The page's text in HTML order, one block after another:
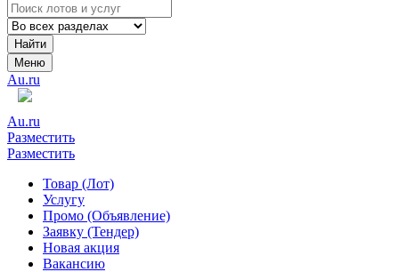
Найти
Меню
Au.ru
Au.ru
Разместить
Разместить
Товар (Лот)
Услугу
Промо (Объявление)
Заявку (Тендер)
Новая акция
Вакансию